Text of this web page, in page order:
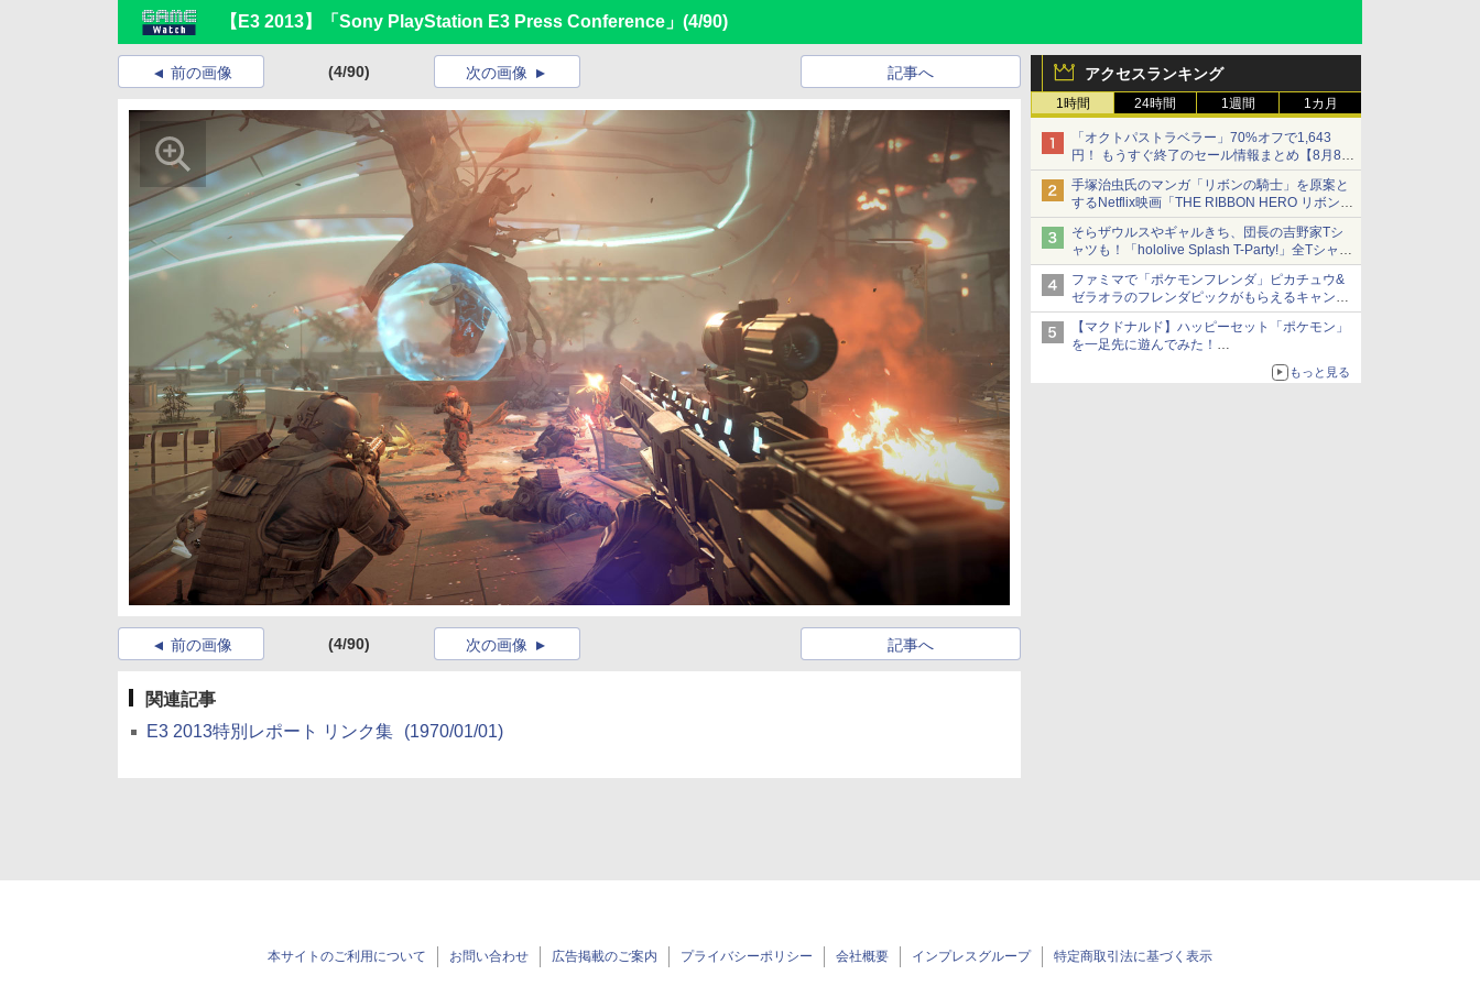
【E3 2013】「Sony PlayStation E3 Press Conference」 (4/90)
アクセスランキング
1時間 24時間 1週間 1カ月
「オクトパストラベラー」70%オフで1,643
円！ もうすぐ終了のセール情報まとめ【8月8日
更新】
ニンテンドーeショップでは「大神 絶景版」が
67%オフで990円
手塚治虫氏のマンガ「リボンの騎士」を原案と
するNetflix映画「THE RIBBON HERO リボンヒ
ーロー」本日配信開始
そらザウルスやギャルきち、団長の吉野家Tシ
ャツも！「hololive Splash T-Party!」全Tシャツ
ラインナップ公開＆オンライン販売開始
ファミマで「ポケモンフレンダ」ピカチュウ&
ゼラオラのフレンダピックがもらえるキャンペ
ーン開催！
【マクドナルド】ハッピーセット「ポケモン」
を一足先に遊んでみた！
30周年を記念して30種類のポケモンがおもちゃ
もっと見る
前の画像 (4/90) 記事へ
次の画像
前の画像 (4/90) 記事へ
次の画像
関連記事
E3 2013特別レポート リンク集
(1970/01/01)
本サイトのご利用について お問い合わせ 広告掲載のご案内 プライバシーポリシー 会社概要 インプレスグループ 特定商取引法に基づく表示